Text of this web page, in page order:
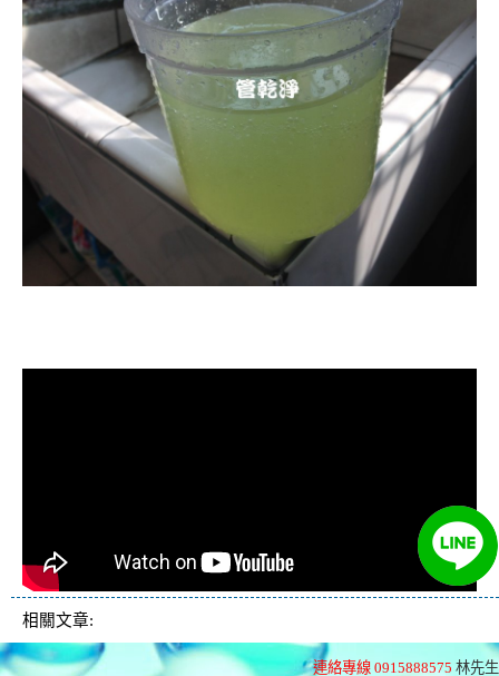
相關文章:
連絡專線 0915888575 林先生